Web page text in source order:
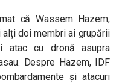
că Wassem Hazem,
alți doi membri ai grupării
atac cu dronă asupra
Despre Hazem, IDF
și atacuri